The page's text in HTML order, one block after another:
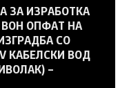
А ЗА ИЗРАБОТКА
ВОН ОПФАТ НА
СО
КАБЕЛСКИ ВОД
–